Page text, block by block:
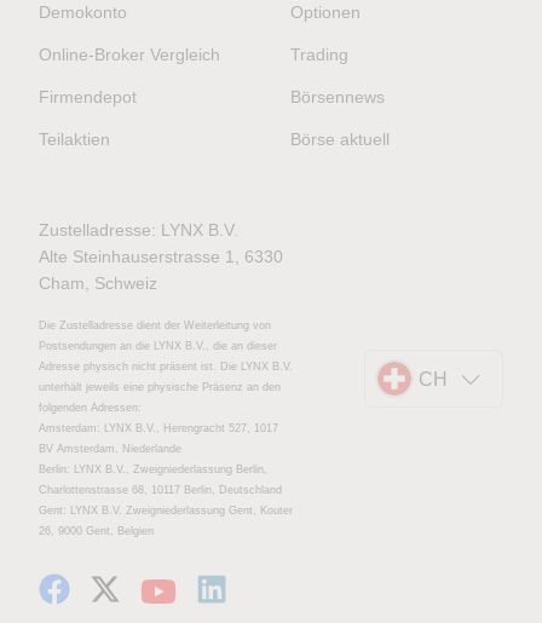
Demokonto
Online-Broker Vergleich
Firmendepot
Teilaktien
Optionen
Trading
Börsennews
Börse aktuell
Zustelladresse: LYNX B.V.
Alte Steinhauserstrasse 1, 6330
Cham, Schweiz
Die Zustelladresse dient der Weiterleitung von
Postsendungen an die LYNX B.V., die an dieser
Adresse physisch nicht präsent ist. Die LYNX B.V.
unterhält jeweils eine physische Präsenz an den
folgenden Adressen:
Amsterdam: LYNX B.V., Herengracht 527, 1017
BV Amsterdam, Niederlande
Berlin: LYNX B.V., Zweigniederlassung Berlin,
Charlottenstrasse 68, 10117 Berlin, Deutschland
Gent: LYNX B.V. Zweigniederlassung Gent, Kouter
26, 9000 Gent, Belgien
CH